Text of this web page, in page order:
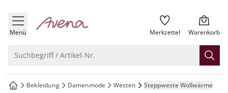
springen
springen
springen
Menü zur Startseite Merkzettel Warenkorb
Suchbegriff / Artikel-Nr.
zur Startseite
Bekleidung Damenmode Westen Steppweste Wollwärme